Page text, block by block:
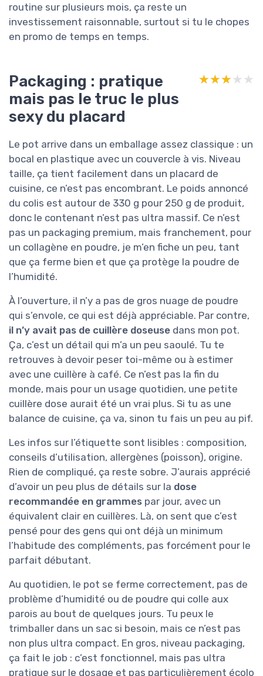
routine sur plusieurs mois, ça reste un
investissement raisonnable, surtout si tu le chopes
en promo de temps en temps.
Packaging : pratique
mais pas le truc le plus
sexy du placard
★★★★★
★★★★★
Le pot arrive dans un emballage assez classique : un
bocal en plastique avec un couvercle à vis. Niveau
taille, ça tient facilement dans un placard de
cuisine, ce n’est pas encombrant. Le poids annoncé
du colis est autour de 330 g pour 250 g de produit,
donc le contenant n’est pas ultra massif. Ce n’est
pas un packaging premium, mais franchement, pour
un collagène en poudre, je m’en fiche un peu, tant
que ça ferme bien et que ça protège la poudre de
l’humidité.
À l’ouverture, il n’y a pas de gros nuage de poudre
qui s’envole, ce qui est déjà appréciable. Par contre,
il n’y avait pas de cuillère doseuse dans mon pot.
Ça, c’est un détail qui m’a un peu saoulé. Tu te
retrouves à devoir peser toi-même ou à estimer
avec une cuillère à café. Ce n’est pas la fin du
monde, mais pour un usage quotidien, une petite
cuillère dose aurait été un vrai plus. Si tu as une
balance de cuisine, ça va, sinon tu fais un peu au pif.
Les infos sur l’étiquette sont lisibles : composition,
conseils d’utilisation, allergènes (poisson), origine.
Rien de compliqué, ça reste sobre. J’aurais apprécié
d’avoir un peu plus de détails sur la dose
recommandée en grammes par jour, avec un
équivalent clair en cuillères. Là, on sent que c’est
pensé pour des gens qui ont déjà un minimum
l’habitude des compléments, pas forcément pour le
parfait débutant.
Au quotidien, le pot se ferme correctement, pas de
problème d’humidité ou de poudre qui colle aux
parois au bout de quelques jours. Tu peux le
trimballer dans un sac si besoin, mais ce n’est pas
non plus ultra compact. En gros, niveau packaging,
ça fait le job : c’est fonctionnel, mais pas ultra
pratique sur le dosage et pas particulièrement écolo